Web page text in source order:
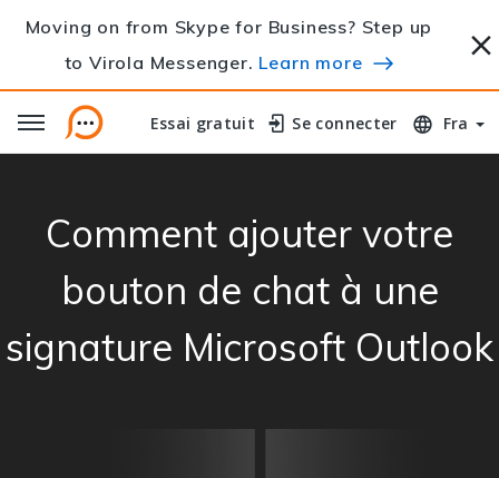
Moving on from Skype for Business? Step up
to Virola Messenger. Learn more
Essai gratuit
Essai gratuit Se connecter
Se connecter Fra
Comment ajouter votre
bouton de chat à une
signature Microsoft Outlook